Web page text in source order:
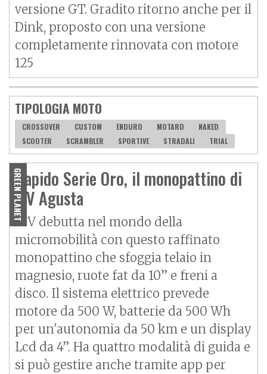
versione GT. Gradito ritorno anche per il
Dink, proposto con una versione
completamente rinnovata con motore
125
TIPOLOGIA MOTO
CROSSOVER CUSTOM ENDURO MOTARD
NAKED
SCOOTER
SCRAMBLER SPORTIVE STRADALI TRIAL
GREEN PLANET
Rapido Serie Oro, il monopattino di
MV Agusta
MV debutta nel mondo della
micromobilità con questo raffinato
monopattino che sfoggia telaio in
magnesio, ruote fat da 10” e freni a
disco. Il sistema elettrico prevede
motore da 500 W, batterie da 500 Wh
per un'autonomia da 50 km e un display
Lcd da 4”. Ha quattro modalità di guida e
si può gestire anche tramite app per